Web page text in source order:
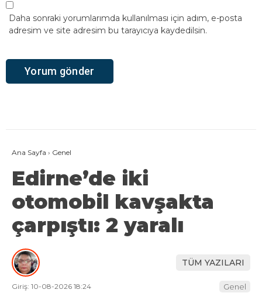
Daha sonraki yorumlarımda kullanılması için adım, e-posta
adresim ve site adresim bu tarayıcıya kaydedilsin.
Ana Sayfa › Genel
Edirne’de iki
otomobil kavşakta
çarpıştı: 2 yaralı
TÜM YAZILARI
Giriş: 10-08-2026 18:24
Genel